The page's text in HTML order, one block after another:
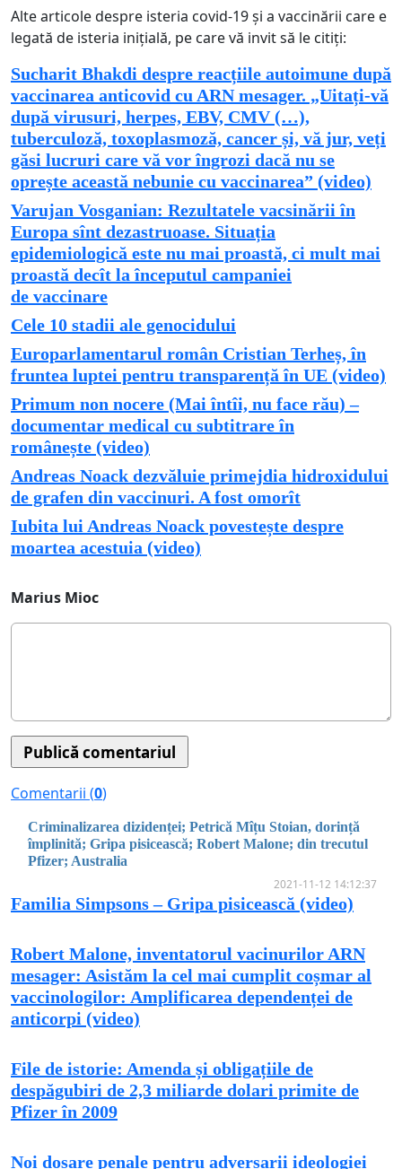
Alte articole despre isteria covid-19 și a vaccinării care e
legată de isteria inițială, pe care vă invit să le citiți:
Sucharit Bhakdi despre reacțiile autoimune după
vaccinarea anticovid cu ARN mesager. „Uitați-vă
după virusuri, herpes, EBV, CMV (…),
tuberculoză, toxoplasmoză, cancer și, vă jur, veți
găsi lucruri care vă vor îngrozi dacă nu se
oprește această nebunie cu vaccinarea” (video)
Varujan Vosganian: Rezultatele vacsinării în
Europa sînt dezastruoase. Situația
epidemiologică este nu mai proastă, ci mult mai
proastă decît la începutul campaniei
de vaccinare
Cele 10 stadii ale genocidului
Europarlamentarul român Cristian Terheș, în
fruntea luptei pentru transparență în UE (video)
Primum non nocere (Mai întîi, nu face rău) –
documentar medical cu subtitrare în
românește (video)
Andreas Noack dezvăluie primejdia hidroxidului
de grafen din vaccinuri. A fost omorît
Iubita lui Andreas Noack povestește despre
moartea acestuia (video)
Marius Mioc
Comentarii (0)
Criminalizarea dizidenței; Petrică Mîțu Stoian, dorință
împlinită; Gripa pisicească; Robert Malone; din trecutul
Pfizer; Australia
2021-11-12 14:12:37
Familia Simpsons – Gripa pisicească (video)
Robert Malone, inventatorul vacinurilor ARN
mesager: Asistăm la cel mai cumplit coșmar al
vaccinologilor: Amplificarea dependenței de
anticorpi (video)
File de istorie: Amenda și obligațiile de
despăgubiri de 2,3 miliarde dolari primite de
Pfizer în 2009
Noi dosare penale pentru adversarii ideologiei